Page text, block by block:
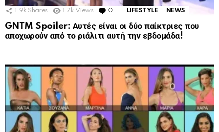
1.9k Shares 1.7k Views 0 Comments
LIFESTYLE NEWS
GNTM Spoiler: Αυτές είναι οι δύο παίκτριες που
αποχωρούν από το ριάλιτι αυτή την εβδομάδα!